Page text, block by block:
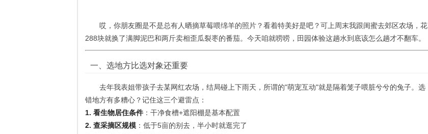
哎，你朋友圈是不是总有人晒摘草莓喂绵羊的照片？看着特美好是吧？可上周末我跟闺蜜去郊区农场，花
288块就换了满脚泥巴和两斤卖相歪瓜裂枣的番茄。今天咱就唠唠，田园体验这趟水到底该怎么趟才不翻车。
一、选地方比选对象还重要
去年我表姐带孩子去某网红农场，结局碰上下雨天，所谓的"萌宠互动"就是隔着笼子喂脏兮兮的兔子。选
错地方有多糟心？记住这三个避雷点：
1. 看生物居住条件 ：干净食槽+遮阳棚是基本配置
2. 查采摘区规模 ：低于5亩的别去，半小时就逛完了